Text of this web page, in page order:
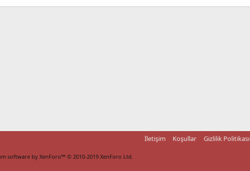
İletişim Koşullar Gizlilik Politikası
software by XenForo™ © 2010-2019 XenForo Ltd.